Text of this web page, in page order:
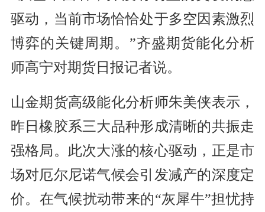
驱动，当前市场恰恰处于多空因素激烈
博弈的关键周期。”齐盛期货能化分析
师高宁对期货日报记者说。
山金期货高级能化分析师朱美侠表示，
昨日橡胶系三大品种形成清晰的共振走
强格局。此次大涨的核心驱动，正是市
场对厄尔尼诺气候会引发减产的深度定
价。在气候扰动带来的“灰犀牛”担忧持